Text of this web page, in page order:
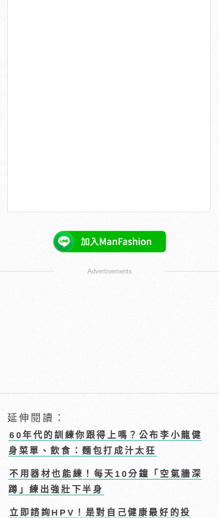
Advertisements
延伸閱讀：
60年代的訓練你跟得上嗎？公布李小龍健
身菜單、飲食：麵包打成汁太狂
不用器材也能練！每天10分鐘「空氣牆深
蹲」練出強壯下半身
立即諮詢HPV！是對自己健康最好的投